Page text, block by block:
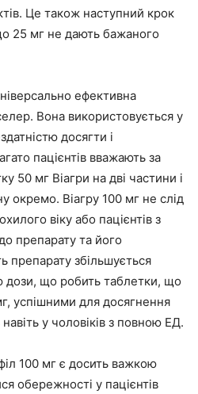
Це також наступний крок
25 мг не дають бажаного
ефективна
Вона використовується у
досягти і
пацієнтів вважають за
50 мг Віагри на дві частини і
окремо. Віагру 100 мг не слід
віку або пацієнтів з
препарату та його
препарату збільшується
дози, що робить таблетки, що
успішними для досягнення
у чоловіків з повною ЕД.
100 мг є досить важкою
обережності у пацієнтів